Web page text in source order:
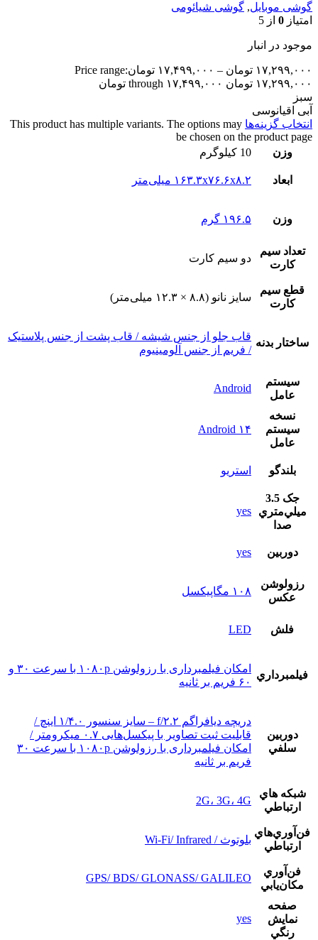
گوشی موبایل, گوشی شیائومی
امتیاز 0 از 5
موجود در انبار
۱۷,۲۹۹,۰۰۰ تومان – ۱۷,۴۹۹,۰۰۰ تومانPrice range:
۱۷,۲۹۹,۰۰۰ تومان through ۱۷,۴۹۹,۰۰۰ تومان
سبز
آبی اقیانوسی
انتخاب گزینه‌ها This product has multiple variants. The options may
be chosen on the product page
وزن
10 کیلوگرم
ابعاد ۱۶۳.۳x۷۶.۶x۸.۲ میلی‌متر
وزن ۱۹۶.۵ گرم
تعداد سيم
کارت
دو سيم کارت
قطع سيم
کارت
سایز نانو (۸.۸ × ۱۲.۳ میلی‌متر)
ساختار بدنه
قاب جلو از جنس شیشه / قاب پشت از جنس پلاستیک
/ فریم از جنس آلومینیوم
سيستم
عامل
Android
نسخه
سيستم
عامل
Android ۱۴
بلندگو استريو
جک 3.5
ميلي‌متري
صدا
yes
دوربين yes
رزولوشن
عکس
۱۰۸ مگاپیکسل
فلش LED
فيلمبرداري
امکان فیلمبرداری با رزولوشن ۱۰۸۰p با سرعت ۳۰ و
۶۰ فریم بر ثانیه
دوربين
سلفي
دریچه دیافراگم f/۲.۲ – سایز سنسور ۱/۴.۰ اینچ /
قابلیت ثبت تصاویر با پیکسل‌هایی ۰.۷ میکرومتر /
امکان فیلمبرداری با رزولوشن ۱۰۸۰p با سرعت ۳۰
فریم بر ثانیه
شبکه هاي
ارتباطي
2G، 3G، 4G
فن‌آوري‌هاي
ارتباطي
بلوتوث / Wi-Fi/ Infrared
فن‌آوري
مکان‌يابي
GPS/ BDS/ GLONASS/ GALILEO
صفحه
نمايش
رنگي
yes